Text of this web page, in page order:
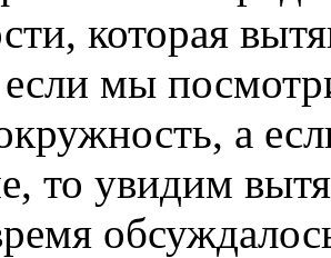
которая
мы
а
то увидим